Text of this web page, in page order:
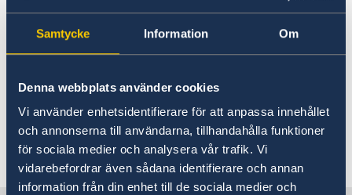
Samtycke Information Om
Denna webbplats använder cookies
Vi använder enhetsidentifierare för att anpassa innehållet
och annonserna till användarna, tillhandahålla funktioner
för sociala medier och analysera vår trafik. Vi
vidarebefordrar även sådana identifierare och annan
information från din enhet till de sociala medier och
Svenska honorärkonsulat finns i Indien (Kolkata
och Chennai), Nepal (Katmandu), Sri Lanka
(Colombo), Maldiverna (Male) och Bhutan
Det finns även ett Generalkonsulat i Mumbai.
Senast uppdaterad 31 okt. 2023, 10.53